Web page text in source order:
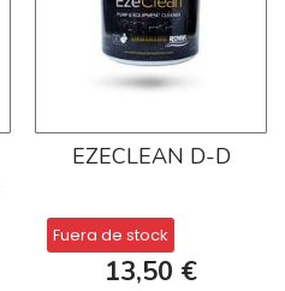
EZECLEAN D-D
Fuera de stock
13,50 €